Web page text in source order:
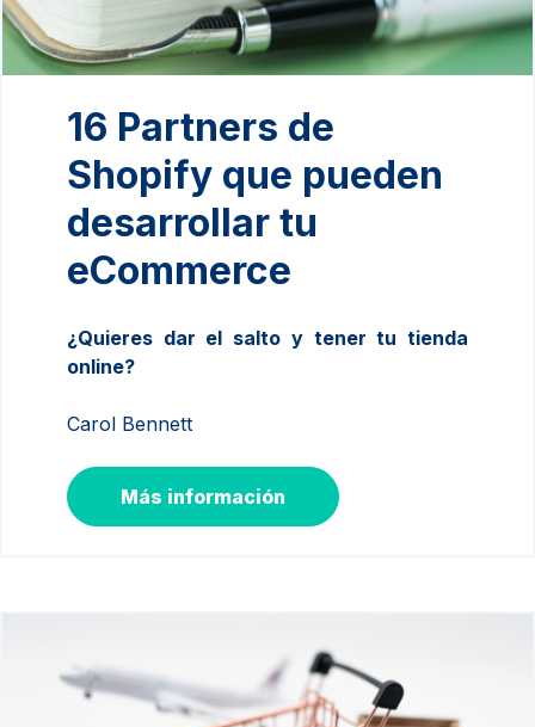
16 Partners de
Shopify que pueden
desarrollar tu
eCommerce
¿Quieres dar el salto y tener tu tienda
online?
Carol Bennett
Más información